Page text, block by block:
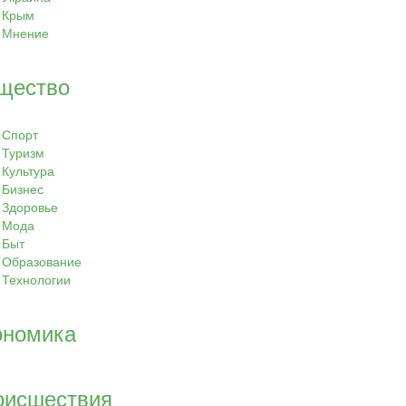
Крым
Мнение
Спорт
Туризм
Культура
Бизнес
Здоровье
Мода
Быт
Образование
Технологии